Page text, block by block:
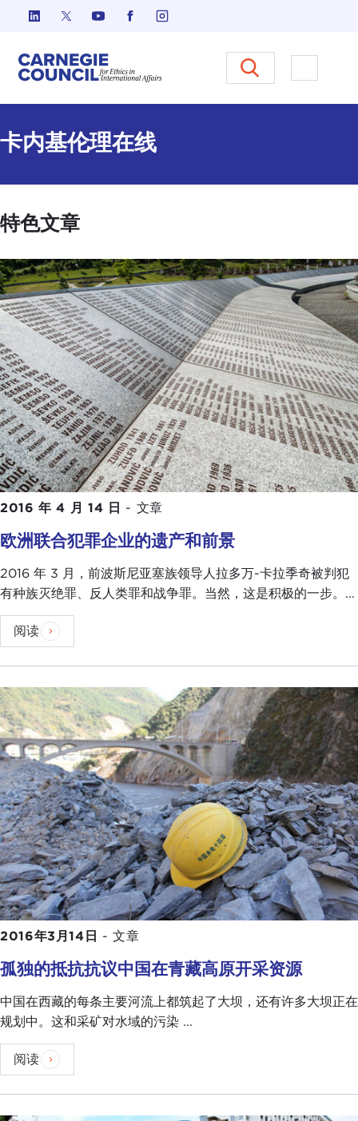
跳至内容
Carnegie Council 国际事务中的
打开菜单
卡内基伦理在线
特色文章
2016 年 4 月 14 日 - 文章
欧洲联合犯罪企业的遗产和前景
2016 年 3 月，前波斯尼亚塞族领导人拉多万-卡拉季奇被判犯
有种族灭绝罪、反人类罪和战争罪。当然，这是积极的一步。...
阅读
2016年3月14日 - 文章
孤独的抵抗抗议中国在青藏高原开采资源
中国在西藏的每条主要河流上都筑起了大坝，还有许多大坝正在
规划中。这和采矿对水域的污染 ...
阅读